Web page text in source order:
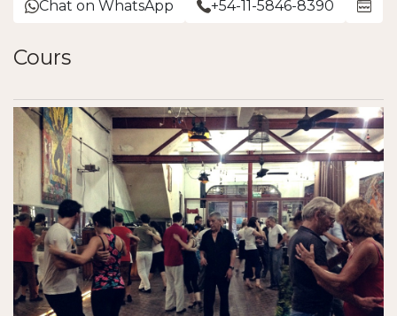
Chat on WhatsApp
+54-11-5846-8390
Cours